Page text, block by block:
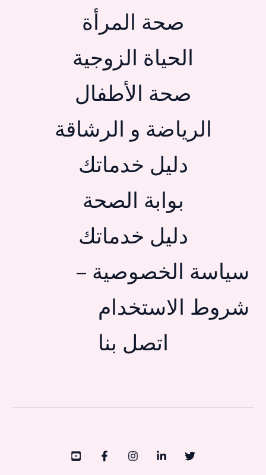
صحة المرأة
الحياة الزوجية
صحة الأطفال
الرياضة و الرشاقة
دليل خدماتك
بوابة الصحة
دليل خدماتك
سياسة الخصوصية –
شروط الاستخدام
اتصل بنا